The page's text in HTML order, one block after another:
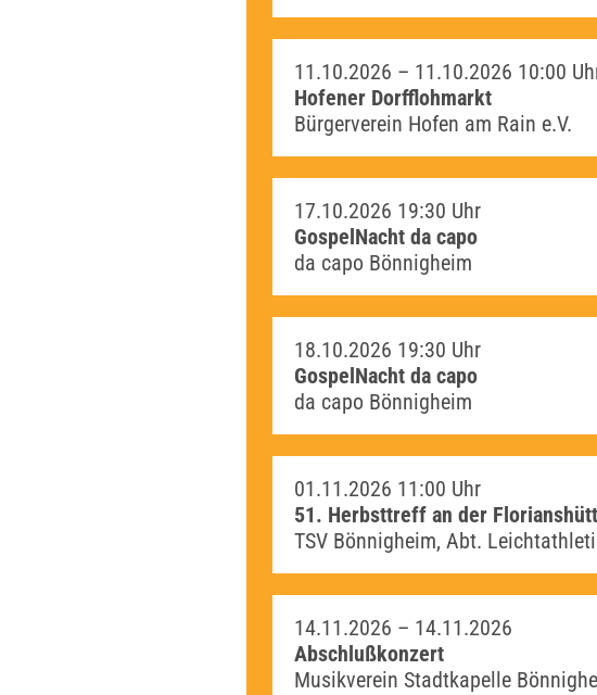
11.10.2026 – 11.10.2026 10:00
Hofener Dorfflohmarkt
Bürgerverein Hofen am Rain e.V.
17.10.2026 19:30 Uhr
GospelNacht da capo
da capo Bönnigheim
18.10.2026 19:30 Uhr
GospelNacht da capo
da capo Bönnigheim
01.11.2026 11:00 Uhr
51. Herbsttreff an der
TSV Bönnigheim, Abt.
14.11.2026 – 14.11.2026
Abschlußkonzert
Musikverein Stadtkapelle